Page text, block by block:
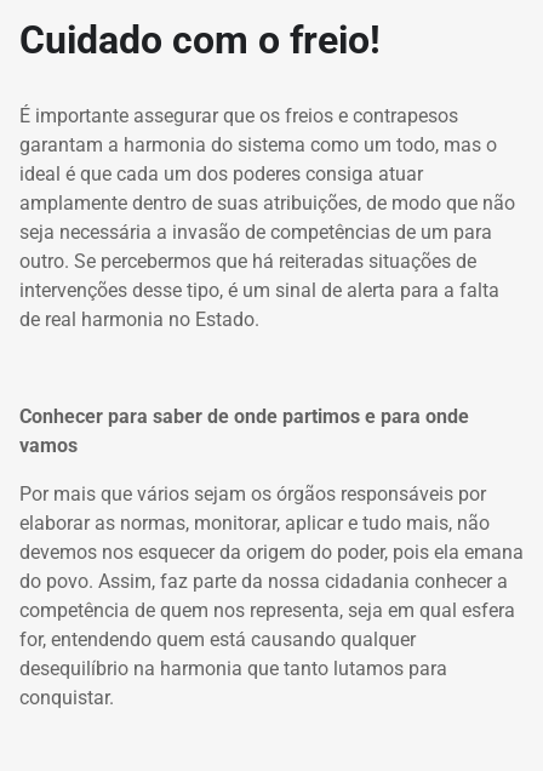
Cuidado com o freio!
É importante assegurar que os freios e contrapesos
garantam a harmonia do sistema como um todo, mas o
ideal é que cada um dos poderes consiga atuar
amplamente dentro de suas atribuições, de modo que não
seja necessária a invasão de competências de um para
outro. Se percebermos que há reiteradas situações de
intervenções desse tipo, é um sinal de alerta para a falta
de real harmonia no Estado.
Conhecer para saber de onde partimos e para onde
vamos
Por mais que vários sejam os órgãos responsáveis por
elaborar as normas, monitorar, aplicar e tudo mais, não
devemos nos esquecer da origem do poder, pois ela emana
do povo. Assim, faz parte da nossa cidadania conhecer a
competência de quem nos representa, seja em qual esfera
for, entendendo quem está causando qualquer
desequilíbrio na harmonia que tanto lutamos para
conquistar.